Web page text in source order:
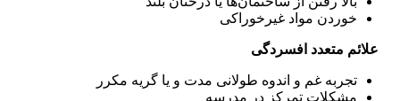
خوردن مواد غیرخوراکی
علائم متعدد افسردگی
تجربه غم و اندوه طولانی مدت و یا گریه مکرر
مشکلات تمرکز در مدرسه